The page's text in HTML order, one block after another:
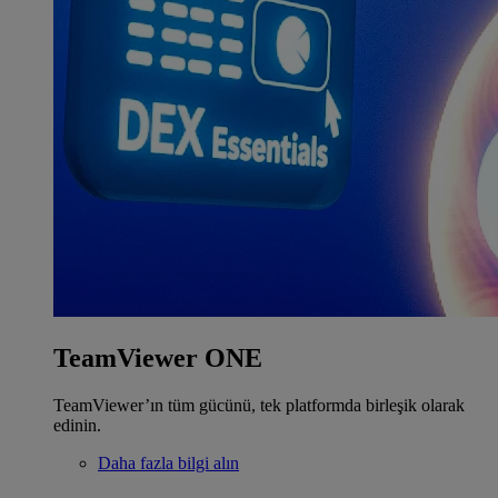
TeamViewer ONE
TeamViewer’ın tüm gücünü, tek platformda birleşik olarak
edinin.
Daha fazla bilgi alın